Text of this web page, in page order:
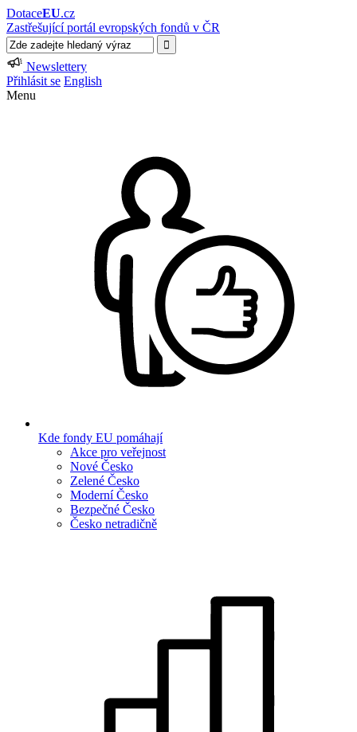
DotaceEU.cz
Zastřešující portál evropských fondů v ČR
Newslettery
Přihlásit se English
Menu
Kde fondy EU pomáhají
Akce pro veřejnost
Nové Česko
Zelené Česko
Moderní Česko
Bezpečné Česko
Česko netradičně